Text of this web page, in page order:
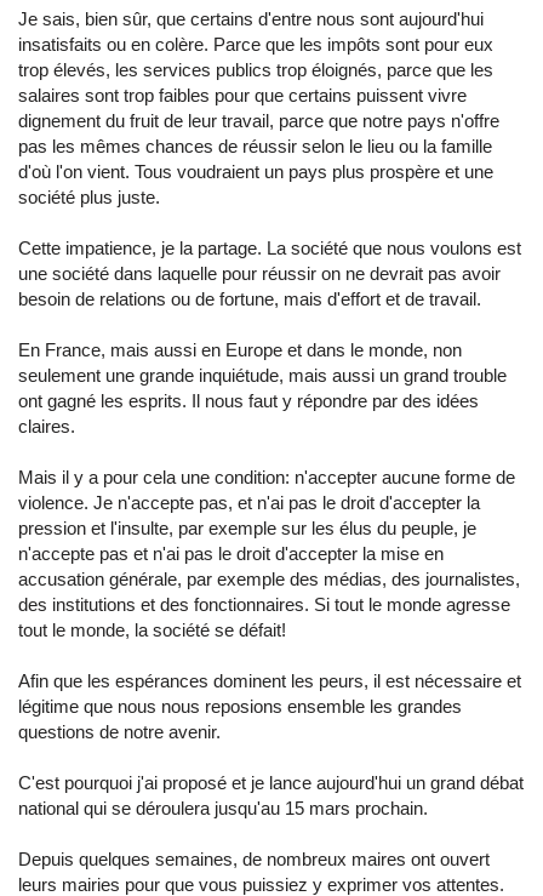
Je sais, bien sûr, que certains d'entre nous sont aujourd'hui
insatisfaits ou en colère. Parce que les impôts sont pour eux
trop élevés, les services publics trop éloignés, parce que les
salaires sont trop faibles pour que certains puissent vivre
dignement du fruit de leur travail, parce que notre pays n'offre
pas les mêmes chances de réussir selon le lieu ou la famille
d'où l'on vient. Tous voudraient un pays plus prospère et une
société plus juste.
Cette impatience, je la partage. La société que nous voulons est
une société dans laquelle pour réussir on ne devrait pas avoir
besoin de relations ou de fortune, mais d'effort et de travail.
En France, mais aussi en Europe et dans le monde, non
seulement une grande inquiétude, mais aussi un grand trouble
ont gagné les esprits. Il nous faut y répondre par des idées
claires.
Mais il y a pour cela une condition: n'accepter aucune forme de
violence. Je n'accepte pas, et n'ai pas le droit d'accepter la
pression et l'insulte, par exemple sur les élus du peuple, je
n'accepte pas et n'ai pas le droit d'accepter la mise en
accusation générale, par exemple des médias, des journalistes,
des institutions et des fonctionnaires. Si tout le monde agresse
tout le monde, la société se défait!
Afin que les espérances dominent les peurs, il est nécessaire et
légitime que nous nous reposions ensemble les grandes
questions de notre avenir.
C'est pourquoi j'ai proposé et je lance aujourd'hui un grand débat
national qui se déroulera jusqu'au 15 mars prochain.
Depuis quelques semaines, de nombreux maires ont ouvert
leurs mairies pour que vous puissiez y exprimer vos attentes.